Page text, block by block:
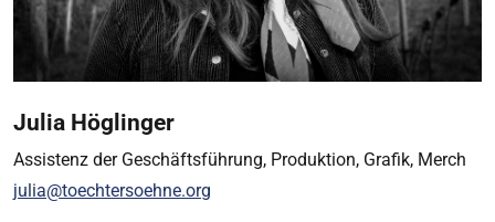
Julia Höglinger
Assistenz der Geschäftsführung, Produktion, Grafik, Merch
julia@toechtersoehne.org